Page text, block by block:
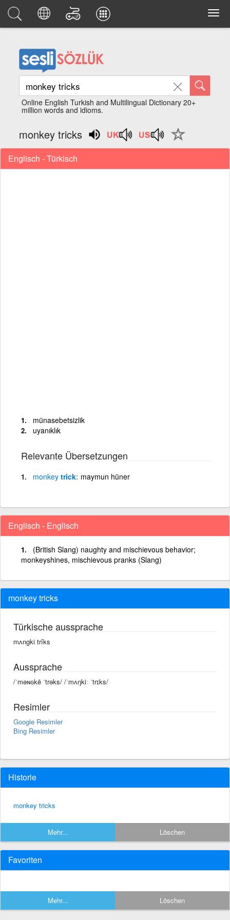
Online English Turkish and Multilingual Dictionary 20+
million words and idioms.
monkey tricks
Englisch - Türkisch
münasebetsizlik
uyanıklık
Relevante Übersetzungen
monkey trick maymun hüner
Englisch - Englisch
(British Slang) naughty and mischievous behavior;
monkeyshines, mischievous pranks (Slang)
monkey tricks
Türkische aussprache
mʌngki trîks
Aussprache
/ˈməɴɢkē ˈtrəks/ /ˈmʌŋkiː ˈtrɪks/
Resimler
Google Resimler
Bing Resimler
Historie
monkey tricks
Mehr... Löschen
Favoriten
Mehr... Löschen